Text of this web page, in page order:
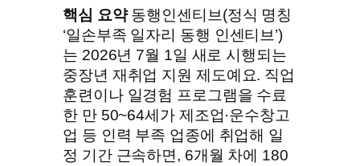
핵심 요약동행인센티브(정식 명칭
‘일손부족 일자리 동행 인센티브’)
는 2026년 7월 1일 새로 시행되는
중장년 재취업 지원 제도예요. 직업
훈련이나 일경험 프로그램을 수료
한 만 50~64세가 제조업·운수창고
업 등 인력 부족 업종에 취업해 일
정 기간 근속하면, 6개월 차에 180